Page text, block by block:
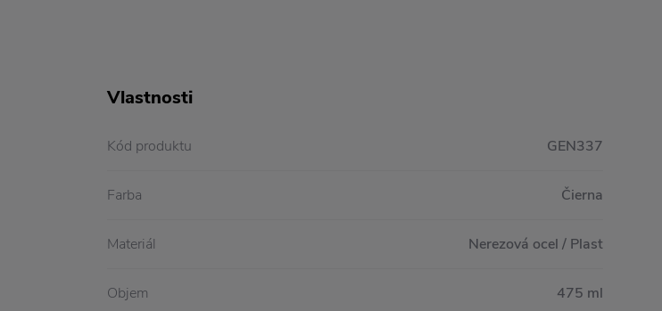
Vlastnosti
Kód produktu GEN337
Farba Čierna
Materiál Nerezová ocel / Plast
Objem 475 ml